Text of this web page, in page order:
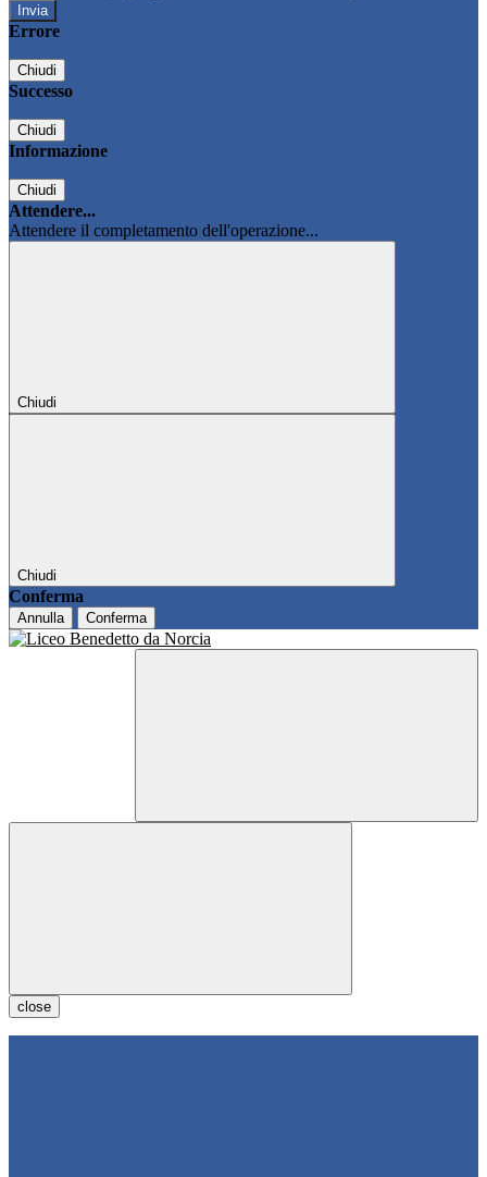
Errore
Chiudi
Successo
Chiudi
Informazione
Chiudi
Attendere...
Attendere il completamento dell'operazione...
Chiudi
Chiudi
Conferma
Annulla Conferma
close